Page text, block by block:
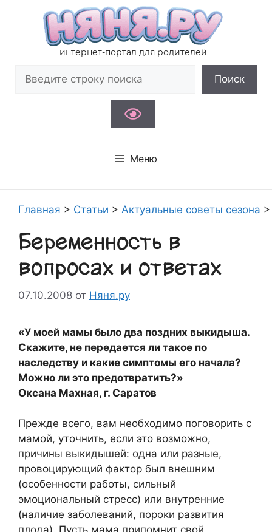
содержимому
интернет-портал для родителей
Поиск
Меню
Главная > Статьи > Актуальные советы сезона
Беременность в
вопросах и ответах
07.10.2008 от Няня.ру
«У моей мамы было два поздних выкидыша.
Скажите, не передается ли такое по
наследству и какие симптомы его начала?
Можно ли это предотвратить?»
Оксана Махная, г. Саратов
Прежде всего, вам необходимо поговорить с
мамой, уточнить, если это возможно,
причины выкидышей: одна или разные,
провоцирующий фактор был внешним
(особенности работы, сильный
эмоциональный стресс) или внутренние
(наличие заболеваний, пороки развития
плода). Пусть мама припомнит свой